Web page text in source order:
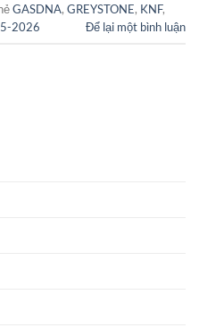
GASDNA, GREYSTONE, KNF,
2026
Để lại một bình luận